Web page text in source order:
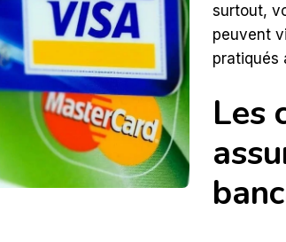
surtout,
peuvent
pratiqués
Les